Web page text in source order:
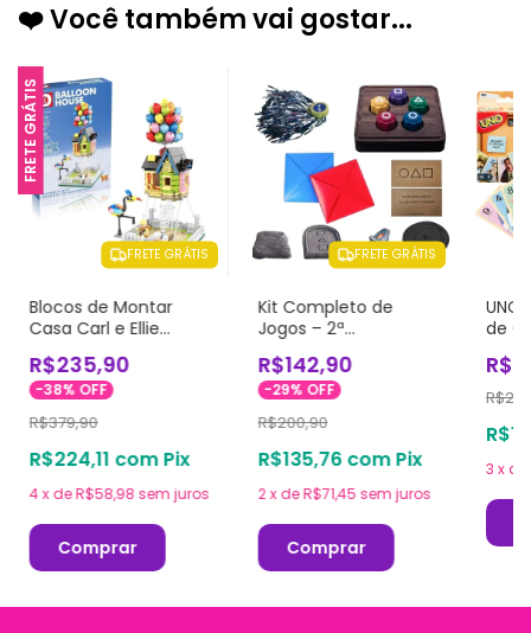
❤️ Você também vai gostar...
FRETE GRÁTIS
FRETE GRÁTIS
Blocos de Montar
Casa Carl e Ellie
Aventuras
R$235,90
-38% OFF
R$379,90
R$224,11 comPix
4xdeR$58,98 sem juros
Comprar
FRETE GRÁTIS
Kit Completo de
Jogos – 2ª
6 (Squid Game)
R$142,90
-29% OFF
R$200,90
R$135,76comPix
2xdeR$71,45 sem juros
Comprar
de
3 xde